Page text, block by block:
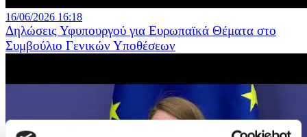
16/06/2026 16:18
Δηλώσεις Υφυπουργού για Ευρωπαϊκά Θέματα στο
Συμβούλιο Γενικών Υποθέσεων